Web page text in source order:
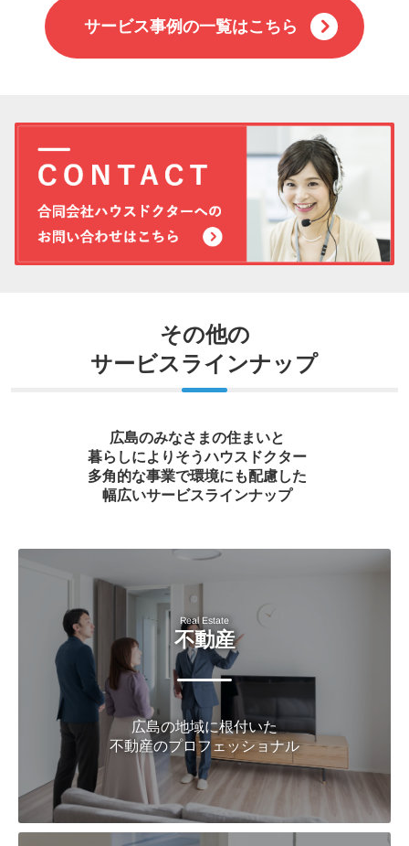
サービス事例の一覧はこちら
その他の
サービスラインナップ
広島のみなさまの住まいと
暮らしによりそうハウスドクター
多角的な事業で環境にも配慮した
幅広いサービスラインナップ
Real Estate
不動産
広島の地域に根付いた
不動産のプロフェッショナル